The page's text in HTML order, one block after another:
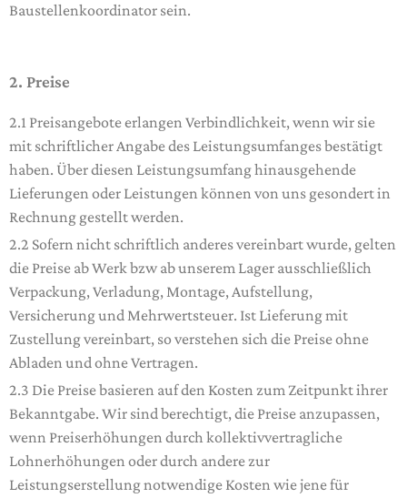
Baustellenkoordinator sein.
2. Preise
2.1 Preisangebote erlangen Verbindlichkeit, wenn wir sie
mit schriftlicher Angabe des Leistungsumfanges bestätigt
haben. Über diesen Leistungsumfang hinausgehende
Lieferungen oder Leistungen können von uns gesondert in
Rechnung gestellt werden.
2.2 Sofern nicht schriftlich anderes vereinbart wurde, gelten
die Preise ab Werk bzw ab unserem Lager ausschließlich
Verpackung, Verladung, Montage, Aufstellung,
Versicherung und Mehrwertsteuer. Ist Lieferung mit
Zustellung vereinbart, so verstehen sich die Preise ohne
Abladen und ohne Vertragen.
2.3 Die Preise basieren auf den Kosten zum Zeitpunkt ihrer
Bekanntgabe. Wir sind berechtigt, die Preise anzupassen,
wenn Preiserhöhungen durch kollektivvertragliche
Lohnerhöhungen oder durch andere zur
Leistungserstellung notwendige Kosten wie jene für